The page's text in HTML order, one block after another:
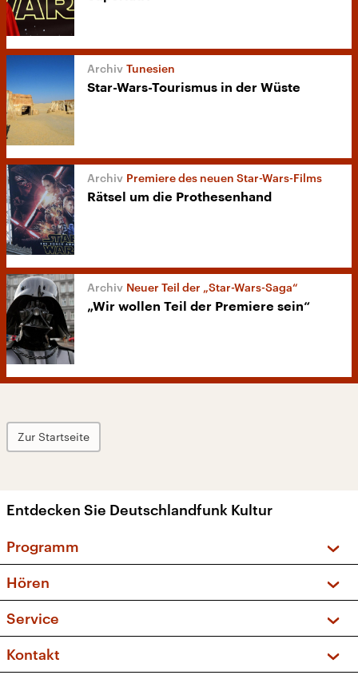
Tunesien
Star-Wars-Tourismus in der Wüste
Premiere des neuen Star-Wars-Films
Rätsel um die Prothesenhand
Neuer Teil der „Star-Wars-Saga“
„Wir wollen Teil der Premiere sein“
Zur Startseite
Entdecken Sie Deutschlandfunk Kultur
Programm
Sendungen und Podcasts
Musikliste
Kakadu – Das Kinderprogramm
Hören
Frequenzen (UKW + DAB+)
Service
FAQ
Kontakt